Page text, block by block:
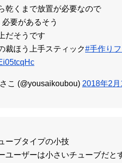
乾くまで放置が必要なので
要があるそう
だそうです
裁ほう上手スティック#手作り
こ (@yousaikoubou) 2018年2
ーブタイプの小技
ユーザーは小さいチューブだと